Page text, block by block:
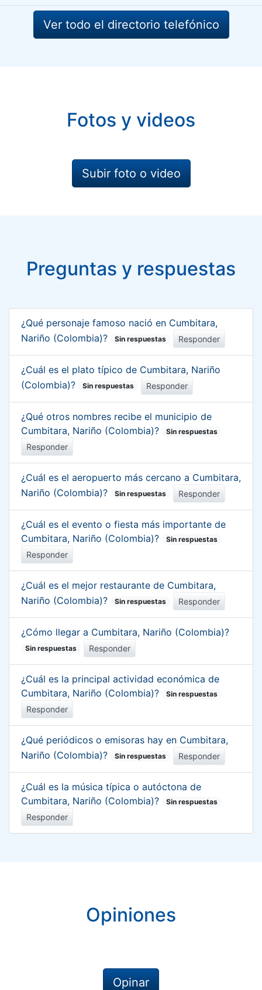
Ver todo el directorio telefónico
Fotos y videos
Subir foto o video
Preguntas y respuestas
¿Qué personaje famoso nació en Cumbitara,
Nariño (Colombia)?
Sin respuestas Responder
¿Cuál es el plato típico de Cumbitara, Nariño
(Colombia)?
Sin respuestas Responder
¿Qué otros nombres recibe el municipio de
Cumbitara, Nariño (Colombia)?
Sin respuestas
Responder
¿Cuál es el aeropuerto más cercano a Cumbitara,
Nariño (Colombia)?
Sin respuestas Responder
¿Cuál es el evento o fiesta más importante de
Cumbitara, Nariño (Colombia)?
Sin respuestas
Responder
¿Cuál es el mejor restaurante de Cumbitara,
Nariño (Colombia)?
Sin respuestas Responder
¿Cómo llegar a Cumbitara, Nariño (Colombia)?
Sin respuestas Responder
¿Cuál es la principal actividad económica de
Cumbitara, Nariño (Colombia)?
Sin respuestas
Responder
¿Qué periódicos o emisoras hay en Cumbitara,
Nariño (Colombia)?
Sin respuestas Responder
¿Cuál es la música típica o autóctona de
Cumbitara, Nariño (Colombia)?
Sin respuestas
Responder
Opiniones
Opinar